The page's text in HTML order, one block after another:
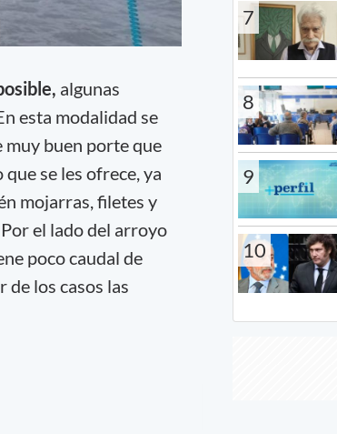
algunas
esta modalidad se
muy buen porte que
se les ofrece, ya
mojarras, filetes y
el lado del arroyo
poco caudal de
de los casos las
7
8
9
10